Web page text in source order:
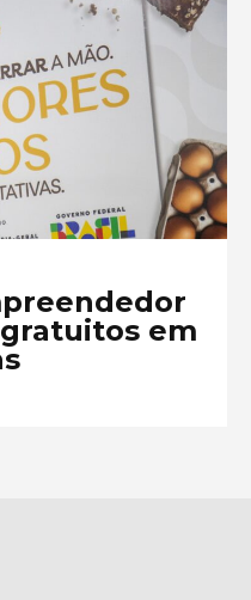
em